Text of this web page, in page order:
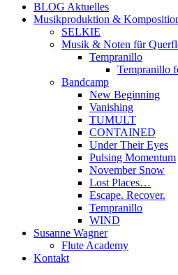
BLOG Aktuelles
Musikproduktion &
SELKIE
Musik & Noten für
Tempranillo
Tempranillo
Bandcamp
New Beginning
Vanishing
TUMULT
CONTAINED
Under Their Eyes
Pulsing Momentum
November Snow
Lost Places…
Escape. Recover.
Tempranillo
WIND
Susanne Wagner
Flute Academy
Kontakt